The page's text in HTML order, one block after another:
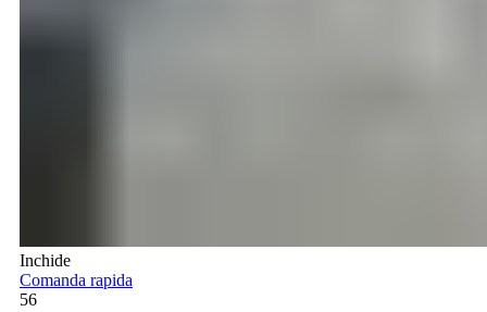
Inchide
Comanda rapida
56